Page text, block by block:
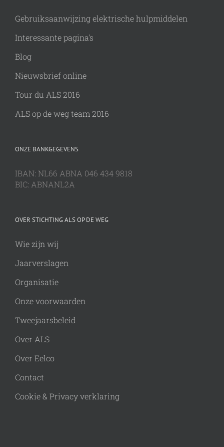
Gebruiksaanwijzing elektrische hulpmiddelen
Interessante pagina's
Blog
Nieuwsbrief online
Tour du ALS 2016
ALS op de weg team 2016
ONZE BANKGEGEVENS
IBAN: NL66 ABNA 046 434 9818
BIC: ABNANL2A
OVER STICHTING ALS OP DE WEG
Wie zijn wij
Jaarverslagen
Organisatie
Onze voorwaarden
Tweejaarsbeleid
Over ALS
Over Eelco
Contact
Cookie & Privacy verklaring